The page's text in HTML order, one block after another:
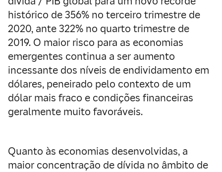
histórico de 356% no terceiro trimestre de
2020, ante 322% no quarto trimestre de
2019. O maior risco para as economias
emergentes continua a ser aumento
incessante dos níveis de endividamento em
dólares, peneirado pelo contexto de um
dólar mais fraco e condições financeiras
geralmente muito favoráveis.
Quanto às economias desenvolvidas, a
maior concentração de dívida no âmbito de